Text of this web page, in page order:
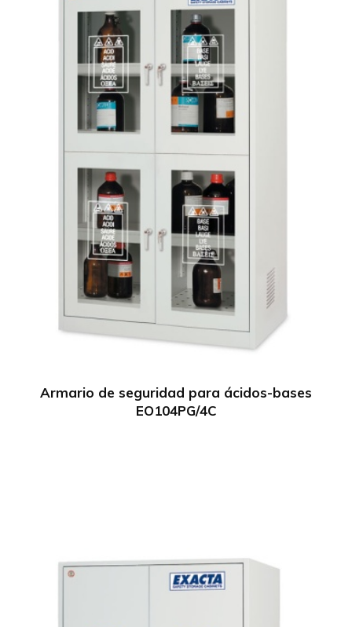
Armario de seguridad para ácidos-bases
EO104PG/4C